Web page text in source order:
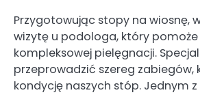
Przygotowując stopy na wiosnę,
wizytę u podologa, który
kompleksowej pielęgnacji.
przeprowadzić szereg
kondycję naszych stóp. Jednym z